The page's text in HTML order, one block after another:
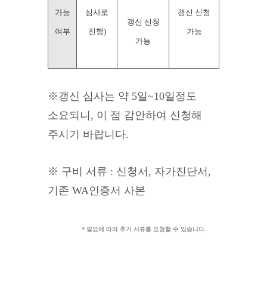
가능
여부
심사로
진행)
갱신 신청
가능
갱신 신청
가능
※갱신 심사는 약 5일~10일정도
소요되니, 이 점 감안하여 신청해
주시기 바랍니다.
※ 구비 서류 : 신청서, 자가진단서,
기존 WA인증서 사본
* 필요에 따라 추가 서류를 요청할 수 있습니다.